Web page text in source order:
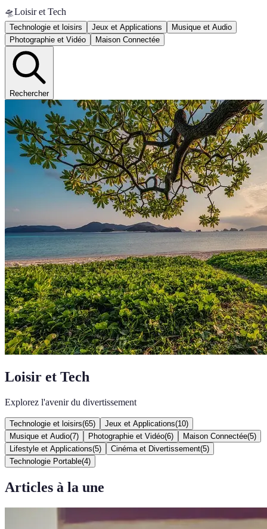
🛸Loisir et Tech
Technologie et loisirs Jeux et Applications
Musique et Audio
Photographie et Vidéo
Maison Connectée
Rechercher
Loisir et Tech
Explorez l'avenir du divertissement
Technologie et loisirs(65) Jeux et Applications(10)
Musique et Audio(7) Photographie et Vidéo(6) Maison Connectée(5)
Lifestyle et Applications(5) Cinéma et Divertissement(5)
Technologie Portable(4)
Articles à la une